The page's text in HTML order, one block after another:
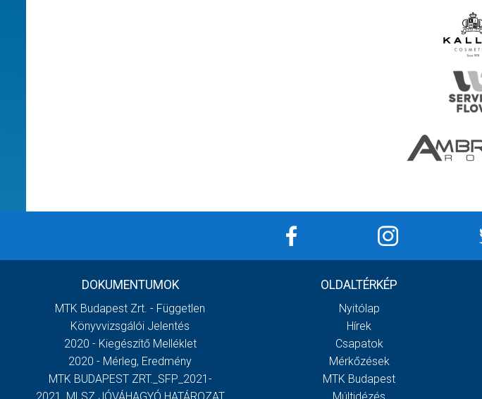
DOKUMENTUMOK
MTK Budapest Zrt. - Független
Könyvvizsgálói Jelentés
2020 - Kiegészítő Melléklet
2020 - Mérleg, Eredmény
MTK BUDAPEST ZRT._SFP_2021-
OLDALTÉRKÉP
Nyitólap
Hírek
Csapatok
Mérkőzések
MTK Budapest